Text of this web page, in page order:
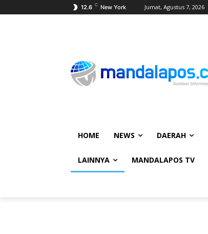
12.6 C New York Jumat, Agustus 7, 2026
HOME NEWS DAERAH
LAINNYA MANDALAPOS TV